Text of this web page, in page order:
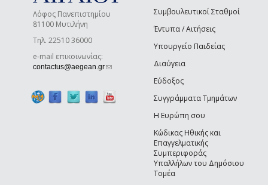
Λόφος Πανεπιστημίου
81100 Μυτιλήνη
Τηλ. 22510 36000
e-mail επικοινωνίας:
contactus@aegean.gr(link sends e-mail)
Συμβουλευτικοί Σταθμοί
Έντυπα / Αιτήσεις
Υπουργείο Παιδείας
Διαύγεια
Εύδοξος
Συγγράμματα Τμημάτων
Η Ευρώπη σου
Κώδικας Ηθικής και
Επαγγελματικής
Συμπεριφοράς
Υπαλλήλων του Δημόσιου
Τομέα